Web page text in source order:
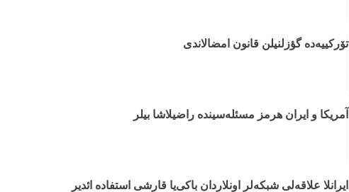
تۆرکییه‌ده گؤزلنیلن قانون امضالاندی
آمریکا و ایران هرمز مسئله‌سینده راضیلاشا بیلر
ایرانلا علاقه‌لی شبکه‌لر اونلاردان باکی‌یا قارشی استفاده ائدیر